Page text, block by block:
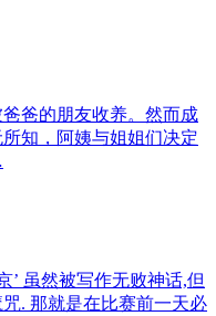
爸的朋友收养。然而成
知，阿姨与姐姐们决定
’ 虽然被写作无败神话,但
. 那就是在比赛前一天必